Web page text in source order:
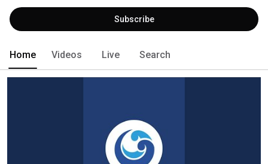
Subscribe
Home Videos Live Search